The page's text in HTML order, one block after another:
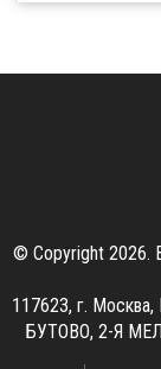
© Copyright 2026.
117623, г.
БУТОВО, 2-Я